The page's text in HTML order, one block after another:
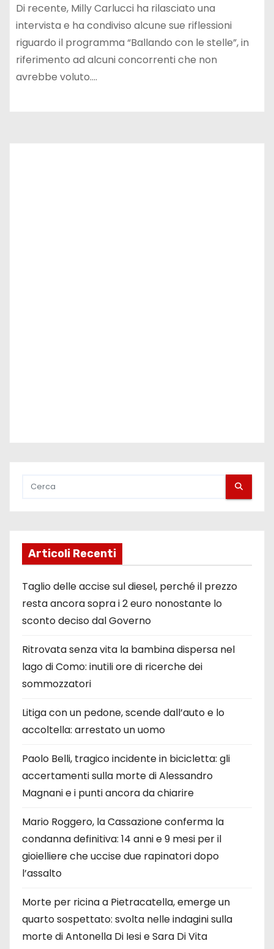
Di recente, Milly Carlucci ha rilasciato una
intervista e ha condiviso alcune sue riflessioni
riguardo il programma “Ballando con le stelle”, in
riferimento ad alcuni concorrenti che non
avrebbe voluto.…
Articoli Recenti
Taglio delle accise sul diesel, perché il prezzo
resta ancora sopra i 2 euro nonostante lo
sconto deciso dal Governo
Ritrovata senza vita la bambina dispersa nel
lago di Como: inutili ore di ricerche dei
sommozzatori
Litiga con un pedone, scende dall’auto e lo
accoltella: arrestato un uomo
Paolo Belli, tragico incidente in bicicletta: gli
accertamenti sulla morte di Alessandro
Magnani e i punti ancora da chiarire
Mario Roggero, la Cassazione conferma la
condanna definitiva: 14 anni e 9 mesi per il
gioielliere che uccise due rapinatori dopo
l’assalto
Morte per ricina a Pietracatella, emerge un
quarto sospettato: svolta nelle indagini sulla
morte di Antonella Di Iesi e Sara Di Vita